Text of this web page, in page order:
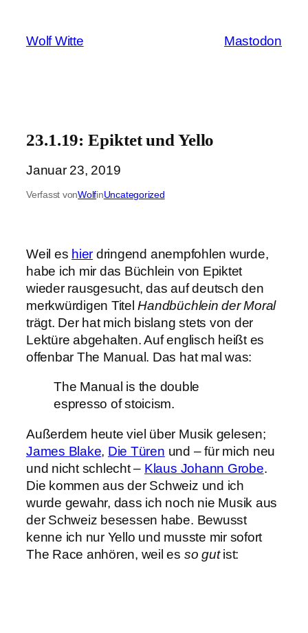
springen
Wolf Witte Mastodon
23.1.19: Epiktet und Yello
Januar 23, 2019
Verfasst vonWolfinUncategorized
Weil es hier dringend anempfohlen wurde,
habe ich mir das Büchlein von Epiktet
wieder rausgesucht, das auf deutsch den
merkwürdigen TitelHandbüchlein der Moral
trägt. Der hat mich bislang stets von der
Lektüre abgehalten. Auf englisch heißt es
offenbar The Manual. Das hat mal was:
The Manual is the double
espresso of stoicism.
Außerdem heute viel über Musik gelesen;
James Blake, Die Türen und – für mich neu
und nicht schlecht – Klaus Johann Grobe.
Die kommen aus der Schweiz und ich
wurde gewahr, dass ich noch nie Musik aus
der Schweiz besessen habe. Bewusst
kenne ich nur Yello und musste mir sofort
The Race anhören, weil es so gutist: